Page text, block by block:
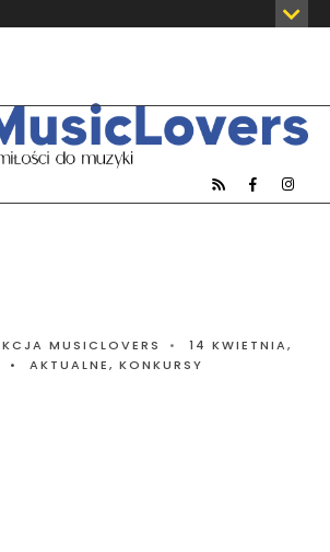
MUSICLOVERS •
14 KWIETNIA,
• AKTUALNE, KONKURSY